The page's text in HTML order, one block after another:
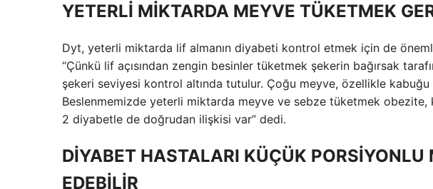
YETERLİ MİKTARDA MEYVE TÜKETMEK
Dyt, yeterli miktarda lif almanın diyabeti kontrol etmek için de
“Çünkü lif açısından zengin besinler tüketmek şekerin bağırsak
şekeri seviyesi kontrol altında tutulur. Çoğu meyve, özellikle kabuğu
Beslenmemizde yeterli miktarda meyve ve sebze tüketmek
2 diyabetle de doğrudan ilişkisi var” dedi.
DİYABET HASTALARI KÜÇÜK PORSİYONLU
EDEBİLİR